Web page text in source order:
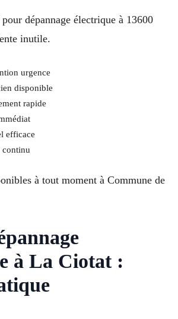
dépannage électrique à 13600
inutile.
urgence
disponible
rapide
efficace
continu
à tout moment à Commune de
à La Ciotat :